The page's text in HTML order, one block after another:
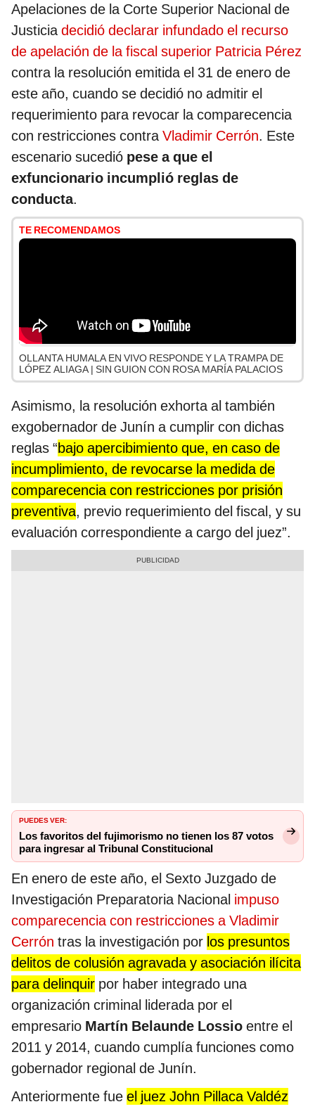
Apelaciones de la Corte Superior Nacional de
Justiciadecidió declarar infundado el recurso
de apelación de la fiscal superior Patricia Pérez
contra la resolución emitida el 31 de enero de
este año, cuando se decidió no admitir el
requerimiento para revocar la comparecencia
con restricciones contraVladimir Cerrón. Este
escenario sucedió pese a que el
exfuncionario incumplió reglas de
conducta.
TE RECOMENDAMOS
OLLANTA HUMALA EN VIVO RESPONDE Y LA TRAMPA DE
LÓPEZ ALIAGA | SIN GUION CON ROSA MARÍA PALACIOS
Asimismo, la resolución exhorta al también
exgobernador de Junín a cumplir con dichas
reglas “bajo apercibimiento que, en caso de
incumplimiento, de revocarse la medida de
comparecencia con restricciones por prisión
preventiva, previo requerimiento del fiscal, y su
evaluación correspondiente a cargo del juez”.
PUEDES VER:
Los favoritos del fujimorismo no tienen los 87 votos
para ingresar al Tribunal Constitucional
En enero de este año, el Sexto Juzgado de
Investigación Preparatoria Nacional impuso
comparecencia con restricciones a Vladimir
Cerrón tras la investigación por los presuntos
delitos de colusión agravada y asociación ilícita
para delinquir por haber integrado una
organización criminal liderada por el
empresario Martín Belaunde Lossio entre el
2011 y 2014, cuando cumplía funciones como
gobernador regional de Junín.
Anteriormente fue el juez John Pillaca Valdéz